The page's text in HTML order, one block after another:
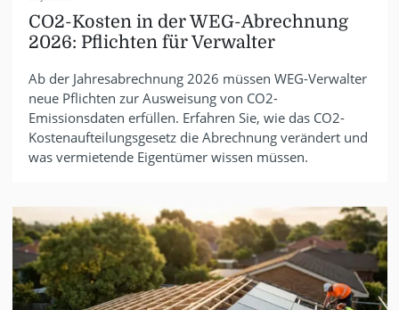
CO2-Kosten in der WEG-Abrechnung
2026: Pflichten für Verwalter
Ab der Jahresabrechnung 2026 müssen WEG-Verwalter
neue Pflichten zur Ausweisung von CO2-
Emissionsdaten erfüllen. Erfahren Sie, wie das CO2-
Kostenaufteilungsgesetz die Abrechnung verändert und
was vermietende Eigentümer wissen müssen.